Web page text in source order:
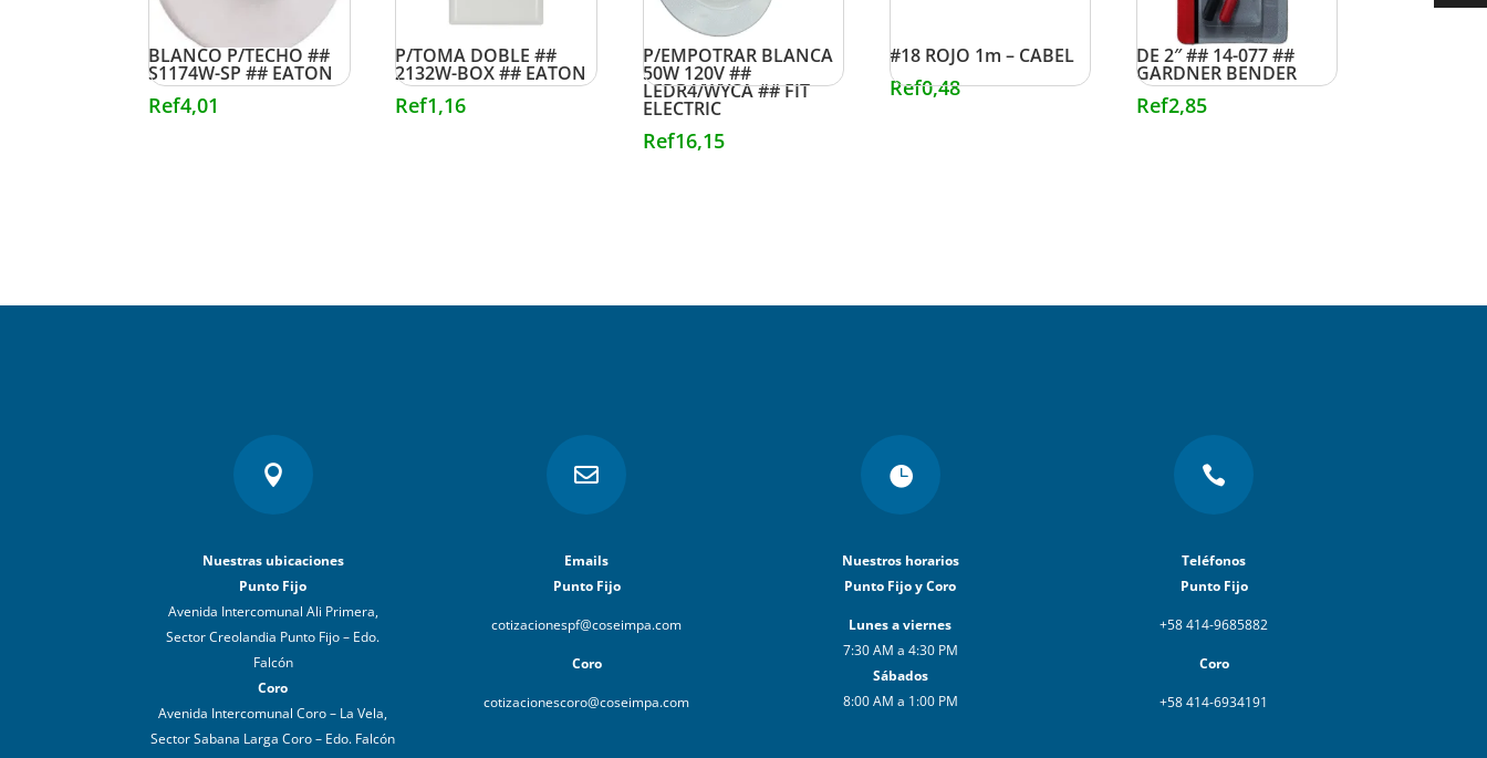
PORTALAMPARA
BLANCO P/TECHO ##
S1174W-SP ## EATON
Ref4,01
P/TOMA DOBLE ##
2132W-BOX ## EATON
Ref1,16
LAMPARA RED.
P/EMPOTRAR BLANCA
50W 120V ##
LEDR4/WYCA ## FIT
ELECTRIC
Ref16,15
#18 ROJO 1m – CABEL
Ref0,48
PINZAS DE CONEXIÓN
DE 2″ ## 14-077 ##
GARDNER BENDER
Ref2,85

Nuestras ubicaciones
Punto Fijo
Avenida Intercomunal Ali Primera,
Sector Creolandia Punto Fijo – Edo.
Falcón
Coro
Avenida Intercomunal Coro – La Vela,
Sector Sabana Larga Coro – Edo. Falcón

Emails
Punto Fijo
cotizacionespf@coseimpa.com
Coro
cotizacionescoro@coseimpa.com

Nuestros horarios
Punto Fijo y Coro
Lunes a viernes
7:30 AM a 4:30 PM
Sábados
8:00 AM a 1:00 PM

Teléfonos
Punto Fijo
+58 414-9685882
Coro
+58 414-6934191